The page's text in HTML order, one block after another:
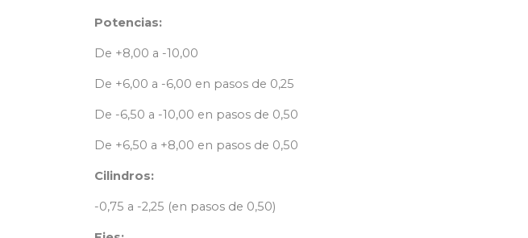
Potencias:
De +8,00 a -10,00
De +6,00 a -6,00 en pasos de 0,25
De -6,50 a -10,00 en pasos de 0,50
De +6,50 a +8,00 en pasos de 0,50
Cilindros:
-0,75 a -2,25 (en pasos de 0,50)